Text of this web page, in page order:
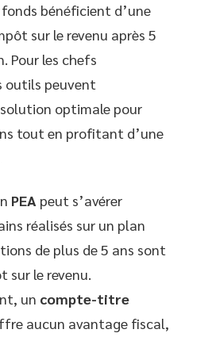
bénéficient d’une
sur le revenu après 5
Pour les chefs
outils peuvent
optimale pour
tout en profitant d’une
PEA peut s’avérer
réalisés sur un plan
de plus de 5 ans sont
sur le revenu.
un compte-titre
aucun avantage fiscal,